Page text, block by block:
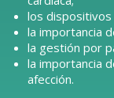
los
la importancia
la gestión por
la importancia
afección.